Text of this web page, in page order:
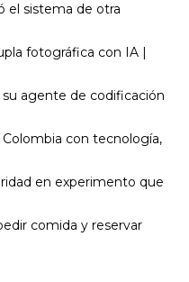
el sistema de otra
fotográfica con IA |
agente de codificación
con tecnología,
en experimento que
comida y reservar